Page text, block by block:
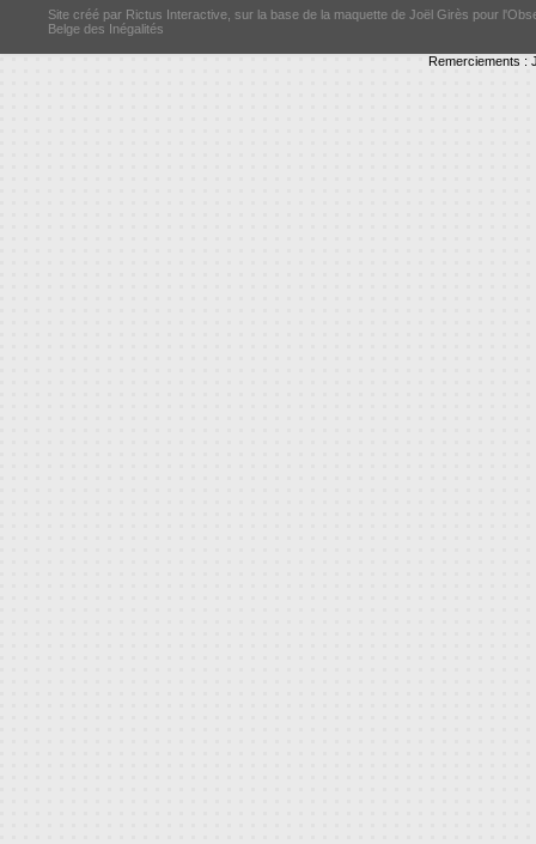
Site créé par Rictus Interactive, sur la base de la maquette de Joël Girès pour
Belge des Inégalités
Remerciements :